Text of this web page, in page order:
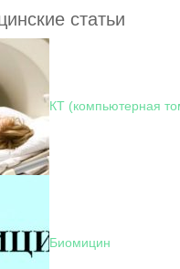
статьи
КТ (компьютерная
Биомицин